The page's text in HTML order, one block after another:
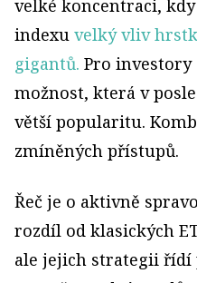
velké koncentraci,
indexu velký vliv
gigantů. Pro investory
možnost, která v
větší popularitu.
zmíněných přístupů.
Řeč je o aktivně
rozdíl od klasických
ale jejich strategii